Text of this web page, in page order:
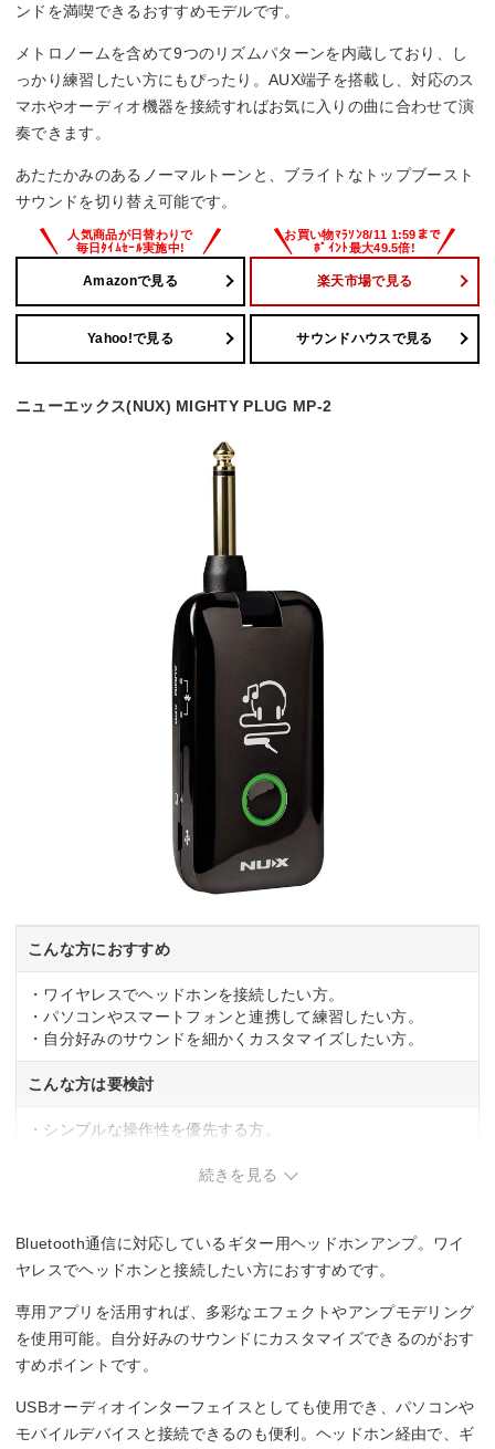
ンドを満喫できるおすすめモデルです。
メトロノームを含めて9つのリズムパターンを内蔵しており、し
っかり練習したい方にもぴったり。AUX端子を搭載し、対応のス
マホやオーディオ機器を接続すればお気に入りの曲に合わせて演
奏できます。
あたたかみのあるノーマルトーンと、ブライトなトップブースト
サウンドを切り替え可能です。
Amazonで見る 楽天市場で見る
Yahoo!で見る サウンドハウスで見る
ニューエックス(NUX) MIGHTY PLUG MP-2
こんな方におすすめ
・ワイヤレスでヘッドホンを接続したい方。
・パソコンやスマートフォンと連携して練習したい方。
・自分好みのサウンドを細かくカスタマイズしたい方。
こんな方は要検討
・シンプルな操作性を優先する方。
続きを見る
Bluetooth通信に対応しているギター用ヘッドホンアンプ。ワイ
ヤレスでヘッドホンと接続したい方におすすめです。
専用アプリを活用すれば、多彩なエフェクトやアンプモデリング
を使用可能。自分好みのサウンドにカスタマイズできるのがおす
すめポイントです。
USBオーディオインターフェイスとしても使用でき、パソコンや
モバイルデバイスと接続できるのも便利。ヘッドホン経由で、ギ